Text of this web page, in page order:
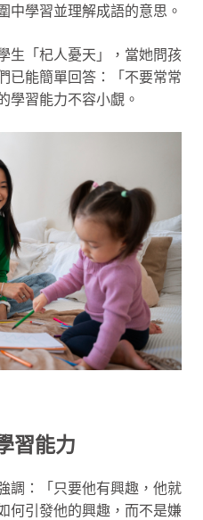
中學習並理解成語的意思。
生「杞人憂天」，當她問孩
已能簡單回答：「不要常常
學習能力不容小覷。
習能力
調：「只要他有興趣，他就
何引發他的興趣，而不是嫌